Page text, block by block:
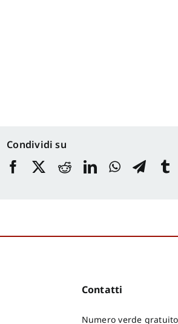
Condividi su
Contatti
Numero verde